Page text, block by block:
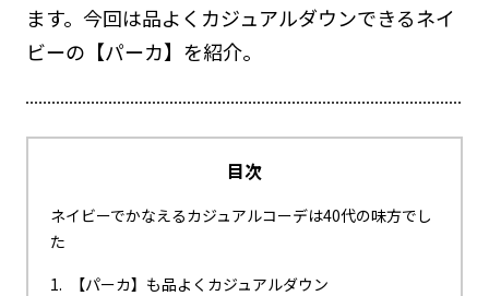
ます。今回は品よくカジュアルダウンできるネイ
ビーの【パーカ】を紹介。
目次
ネイビーでかなえるカジュアルコーデは40代の味方でし
た
【パーカ】も品よくカジュアルダウン